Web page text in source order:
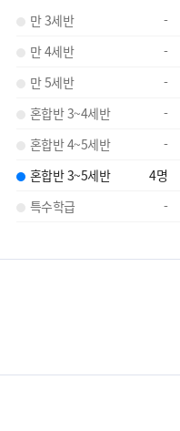
만 3세반 -
만 4세반
-
만 5세반
-
혼합반 3~4세반
-
혼합반 4~5세반
-
혼합반 3~5세반
4명
특수학급
-